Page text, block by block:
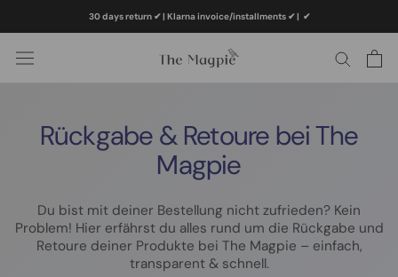
30 days return ✔ | Klarna invoice/installments ✔| ✔
Rückgabe & Retoure bei The
Magpie
Du bist mit deiner Bestellung nicht zufrieden? Kein
Problem! Hier erfährst du alles rund um die Rückgabe und
Retoure deiner Produkte bei The Magpie – einfach,
transparent & schnell.